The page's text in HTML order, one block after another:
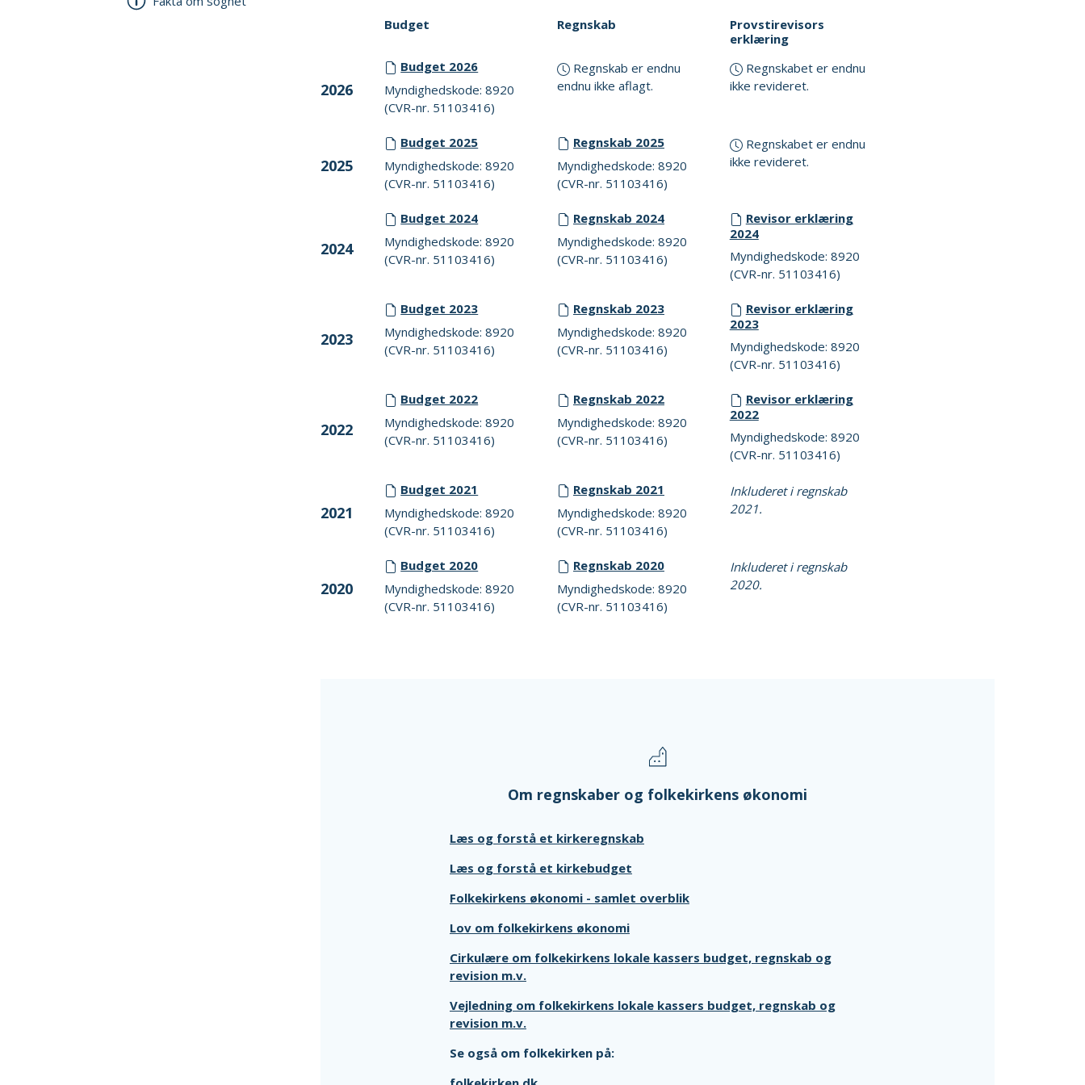
Budget Regnskab
Provstirevisors
erklæring
2026
Budget 2026
Myndighedskode: 8920
(CVR-nr. 51103416)
Regnskab er endnu
endnu ikke aflagt.
Regnskabet er endnu
ikke revideret.
2025
Budget 2025
Myndighedskode: 8920
(CVR-nr. 51103416)
Regnskab 2025
Myndighedskode: 8920
(CVR-nr. 51103416)
Regnskabet er endnu
ikke revideret.
2024
Budget 2024
Myndighedskode: 8920
(CVR-nr. 51103416)
Regnskab 2024
Myndighedskode: 8920
(CVR-nr. 51103416)
Revisor erklæring
2024
Myndighedskode: 8920
(CVR-nr. 51103416)
2023
Budget 2023
Myndighedskode: 8920
(CVR-nr. 51103416)
Regnskab 2023
Myndighedskode: 8920
(CVR-nr. 51103416)
Revisor erklæring
2023
Myndighedskode: 8920
(CVR-nr. 51103416)
2022
Budget 2022
Myndighedskode: 8920
(CVR-nr. 51103416)
Regnskab 2022
Myndighedskode: 8920
(CVR-nr. 51103416)
Revisor erklæring
2022
Myndighedskode: 8920
(CVR-nr. 51103416)
2021
Budget 2021
Myndighedskode: 8920
(CVR-nr. 51103416)
Regnskab 2021
Myndighedskode: 8920
(CVR-nr. 51103416)
Inkluderet i regnskab
2021.
2020
Budget 2020
Myndighedskode: 8920
(CVR-nr. 51103416)
Regnskab 2020
Myndighedskode: 8920
(CVR-nr. 51103416)
Inkluderet i regnskab
2020.
Om regnskaber og folkekirkens økonomi
Læs og forstå et kirkeregnskab
Læs og forstå et kirkebudget
Folkekirkens økonomi - samlet overblik
Lov om folkekirkens økonomi
Cirkulære om folkekirkens lokale kassers budget, regnskab og
revision m.v.
Vejledning om folkekirkens lokale kassers budget, regnskab og
revision m.v.
Se også om folkekirken på: